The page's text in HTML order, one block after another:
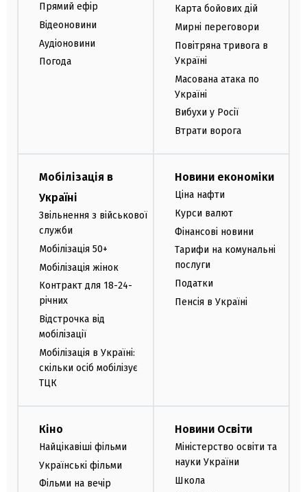
Прямий ефір
Відеоновини
Аудіоновини
Погода
Карта бойових дій
Мирні переговори
Повітряна тривога в
Україні
Масована атака по
Україні
Вибухи у Росії
Втрати ворога
Мобілізація в
Україні
Звільнення з військової
служби
Мобілізація 50+
Мобілізація жінок
Контракт для 18-24-
річних
Відстрочка від
мобілізації
Мобілізація в Україні:
скільки осіб мобілізує
ТЦК
Новини економіки
Ціна нафти
Курси валют
Фінансові новини
Тарифи на комунальні
послуги
Податки
Пенсія в Україні
Кіно
Найцікавіші фільми
Українські фільми
Фільми на вечір
Новини Освіти
Міністерство освіти та
науки України
Школа